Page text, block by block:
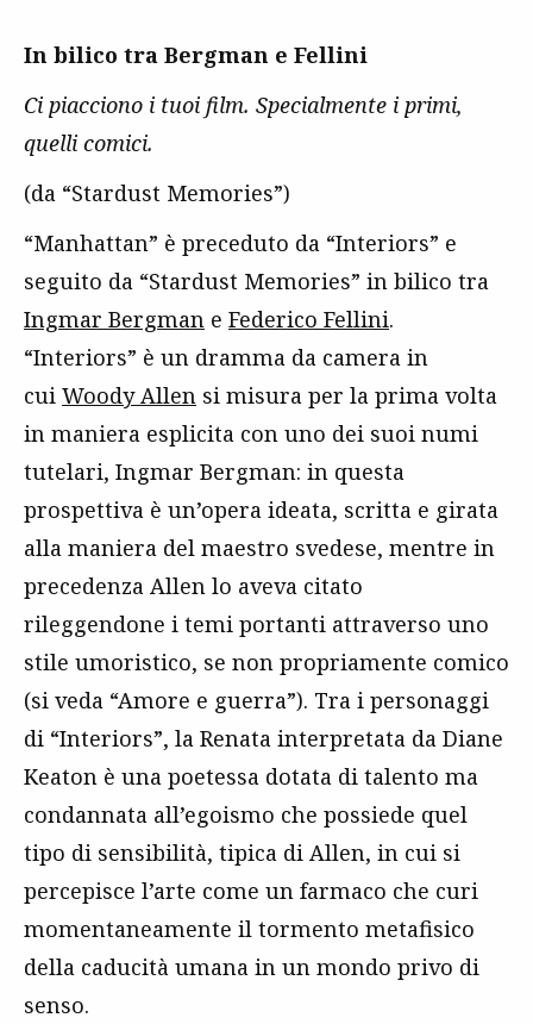
In bilico tra Bergman e Fellini
Ci piacciono i tuoi film. Specialmente i primi,
quelli comici.
(da “Stardust Memories”)
“Manhattan” è preceduto da “Interiors” e
seguito da “Stardust Memories” in bilico tra
Ingmar Bergman e Federico Fellini.
“Interiors” è un dramma da camera in
cui Woody Allen si misura per la prima volta
in maniera esplicita con uno dei suoi numi
tutelari, Ingmar Bergman: in questa
prospettiva è un’opera ideata, scritta e girata
alla maniera del maestro svedese, mentre in
precedenza Allen lo aveva citato
rileggendone i temi portanti attraverso uno
stile umoristico, se non propriamente comico
(si veda “Amore e guerra”). Tra i personaggi
di “Interiors”, la Renata interpretata da Diane
Keaton è una poetessa dotata di talento ma
condannata all’egoismo che possiede quel
tipo di sensibilità, tipica di Allen, in cui si
percepisce l’arte come un farmaco che curi
momentaneamente il tormento metafisico
della caducità umana in un mondo privo di
senso.